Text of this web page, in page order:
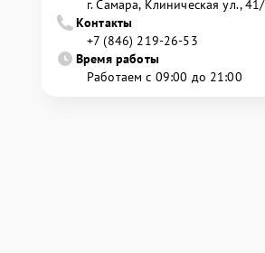
г. Самара, Клиническая ул.,
Контакты
+7 (846) 219-26-53
Время работы
Работаем с 09:00 до 21:00